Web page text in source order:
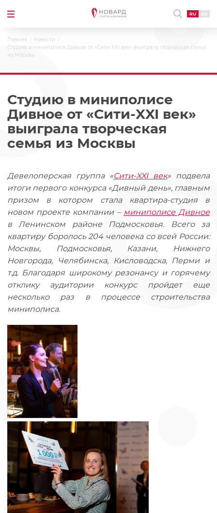
RU EN
Главная
Новости
Студию в миниполисе Дивное от «Сити-XXI век» выиграла творческая семья
из Москвы
Студию в миниполисе
Дивное от «Сити-XXI век»
выиграла творческая
семья из Москвы
Девелоперская группа «Сити-XXI век» подвела
итоги первого конкурса «Дивный день», главным
призом в котором стала квартира-студия в
новом проекте компании – миниполисе Дивное
в Ленинском районе Подмосковья. Всего за
квартиру боролось 204 человека со всей России:
Москвы, Подмосковья, Казани, Нижнего
Новгорода, Челябинска, Кисловодска, Перми и
т.д. Благодаря широкому резонансу и горячему
отклику аудитории конкурс пройдет еще
несколько раз в процессе строительства
миниполиса.